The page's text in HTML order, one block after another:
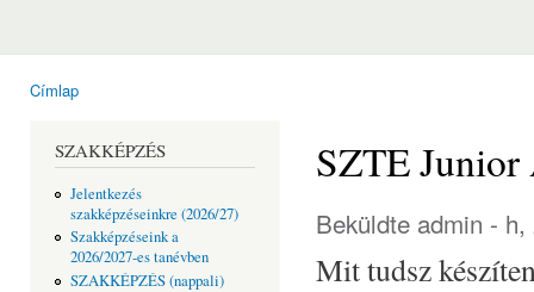
Címlap
SZAKKÉPZÉS
Jelentkezés
szakképzéseinkre (2026/27)
Szakképzéseink a
2026/2027-es tanévben
SZAKKÉPZÉS (nappali)
SZTE
Beküldte admin - h,
Mit tudsz